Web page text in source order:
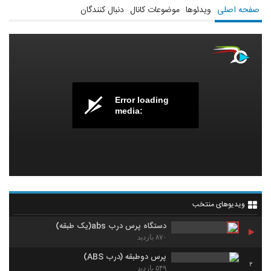
صفحه اصلی ویدئوها موضوعات کانال دنبال کنندگان
Error loading
media:
ویدیوهای منتخب
دستگاه پرس درب abs(یک طبقه)
۸۷۰ بازدید
2
⁯پرس دوطبقه (درب ABS)
۵۴۹ بازدید